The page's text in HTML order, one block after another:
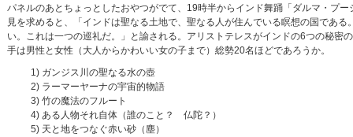
パネルのあとちょっとしたおやつがでて、19時半からインド舞踊「ダルマ・プ
見を求めると、「インドは聖なる土地で、聖なる人が住んでいる瞑想の国であ
い。これは一つの巡礼だ。」と諭される。アリストテレスがインドの6つの秘
手は男性と女性（大人からかわいい女の子まで）総勢20名ほどであろうか。
1) ガンジス川の聖なる水の壺
2) ラーマーヤーナの宇宙的物語
3) 竹の魔法のフルート
4) ある人物それ自体（誰のこと？ 仏陀？）
5) 天と地をつなぐ赤い砂（塵）